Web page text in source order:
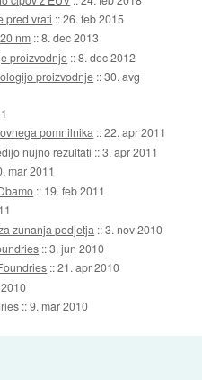
pred vrati ::26. feb 2015
nm ::8. dec 2013
proizvodnjo ::8. dec 2012
proizvodnje ::30. avg
pomnilnika ::22. apr 2011
nujno rezultati ::3. apr 2011
mar 2011
:: 19. feb 2011
zunanja podjetja ::3. nov 2010
::3. jun 2010
::21. apr 2010
::9. mar 2010